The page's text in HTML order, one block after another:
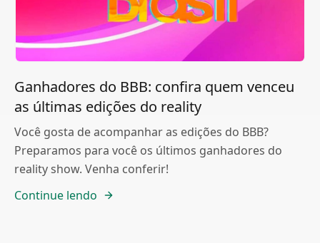
Ganhadores do BBB: confira quem venceu
as últimas edições do reality
Você gosta de acompanhar as edições do BBB?
Preparamos para você os últimos ganhadores do
reality show. Venha conferir!
Continue lendo